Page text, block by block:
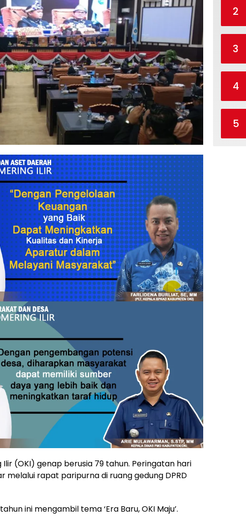
(OKI) genap berusia 79 tahun. Peringatan hari
melalui rapat paripurna di ruang gedung DPRD
ini mengambil tema ‘Era Baru, OKI Maju’.
2
3
4
5